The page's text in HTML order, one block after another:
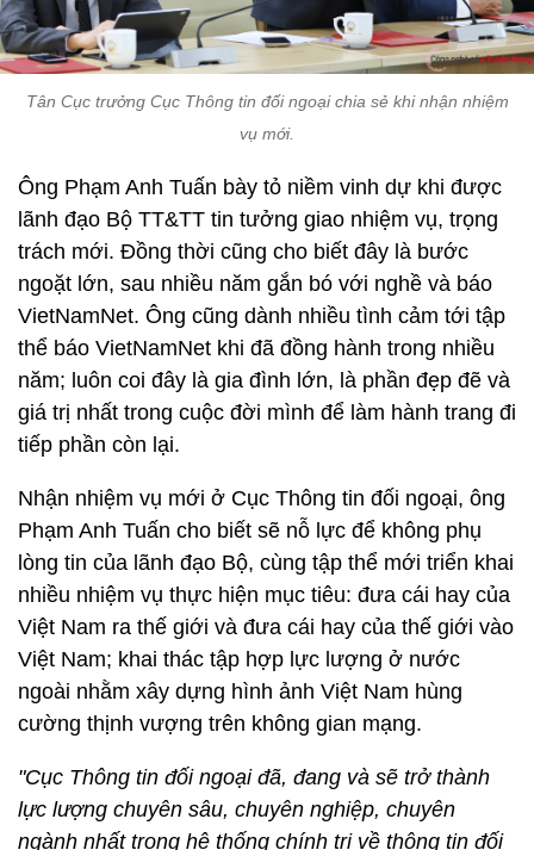
Tân Cục trưởng Cục Thông tin đối ngoại chia sẻ khi nhận nhiệm
vụ mới.
Ông Phạm Anh Tuấn bày tỏ niềm vinh dự khi được
lãnh đạo Bộ TT&TT tin tưởng giao nhiệm vụ, trọng
trách mới. Đồng thời cũng cho biết đây là bước
ngoặt lớn, sau nhiều năm gắn bó với nghề và báo
VietNamNet. Ông cũng dành nhiều tình cảm tới tập
thể báo VietNamNet khi đã đồng hành trong nhiều
năm; luôn coi đây là gia đình lớn, là phần đẹp đẽ và
giá trị nhất trong cuộc đời mình để làm hành trang đi
tiếp phần còn lại.
Nhận nhiệm vụ mới ở Cục Thông tin đối ngoại, ông
Phạm Anh Tuấn cho biết sẽ nỗ lực để không phụ
lòng tin của lãnh đạo Bộ, cùng tập thể mới triển khai
nhiều nhiệm vụ thực hiện mục tiêu: đưa cái hay của
Việt Nam ra thế giới và đưa cái hay của thế giới vào
Việt Nam; khai thác tập hợp lực lượng ở nước
ngoài nhằm xây dựng hình ảnh Việt Nam hùng
cường thịnh vượng trên không gian mạng.
"Cục Thông tin đối ngoại đã, đang và sẽ trở thành
lực lượng chuyên sâu, chuyên nghiệp, chuyên
ngành nhất trong hệ thống chính trị về thông tin đối